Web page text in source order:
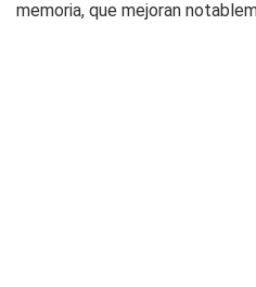
memoria, que mejoran